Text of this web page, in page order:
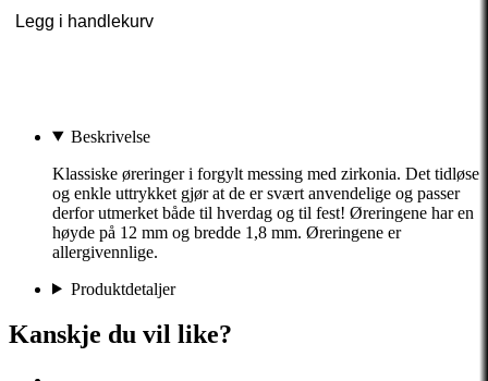
Legg i handlekurv
Beskrivelse
Klassiske øreringer i forgylt messing med zirkonia. Det tidløse
og enkle uttrykket gjør at de er svært anvendelige og passer
derfor utmerket både til hverdag og til fest! Øreringene har en
høyde på 12 mm og bredde 1,8 mm. Øreringene er
allergivennlige.
Produktdetaljer
Kanskje du vil like?